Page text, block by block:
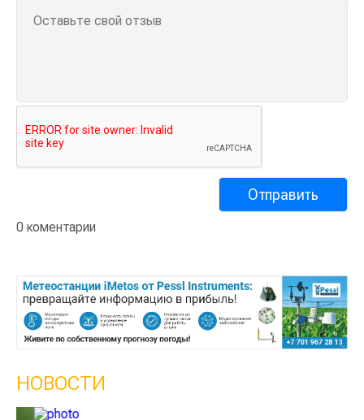
0 коментарии
НОВОСТИ